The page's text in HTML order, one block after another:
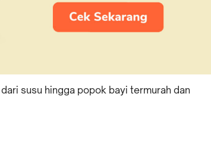
susu hingga popok bayi termurah dan